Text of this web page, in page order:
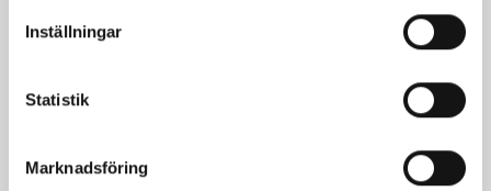
Inställningar
Statistik
Marknadsföring
Jordgubbsfil 2,7%